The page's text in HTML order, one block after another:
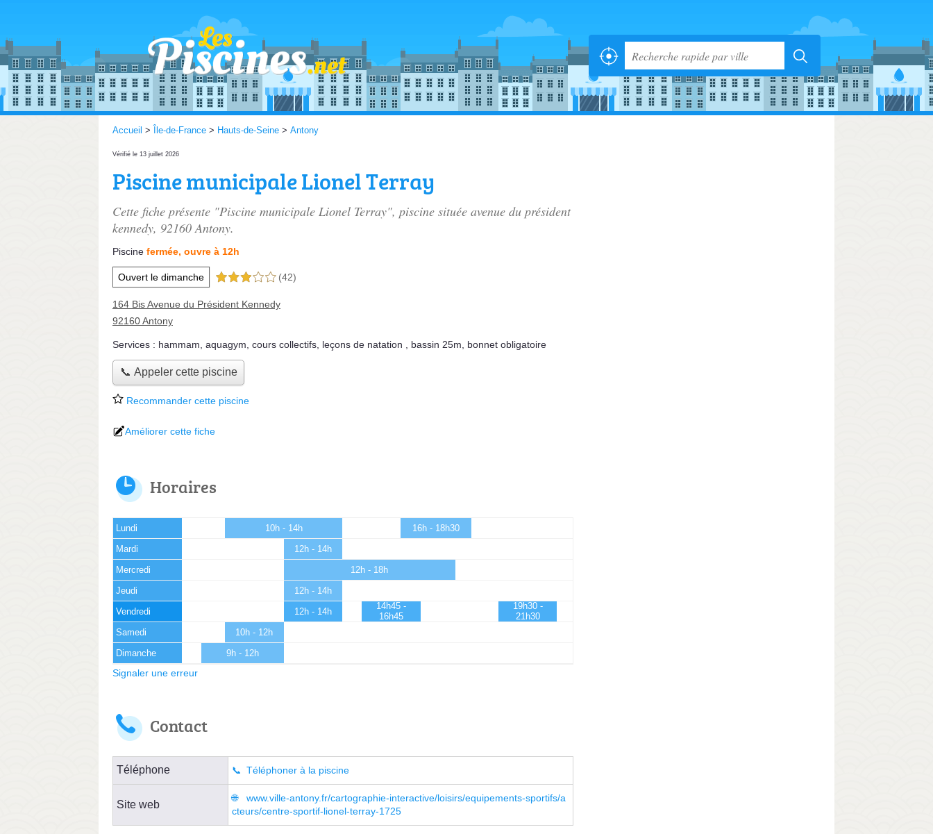
Accueil > Île-de-France > Hauts-de-Seine > Antony
Vérifié le 13 juillet 2026
Piscine municipale Lionel Terray
Cette fiche présente "Piscine municipale Lionel Terray", piscine située avenue du président
kennedy, 92160 Antony.
Piscine fermée, ouvre à 12h
Ouvert le dimanche 3,0 étoiles sur 5 (42)
164 Bis Avenue du Président Kennedy
92160 Antony
Services : hammam aquagym cours collectifs leçons de natation bassin 25m bonnet obligatoire
📞 Appeler cette piscine
Recommander cette piscine
Améliorer cette fiche
Horaires
Lundi 10h - 14h 16h - 18h30
Mardi 12h - 14h
Mercredi 12h - 18h
Jeudi 12h - 14h
Vendredi 12h - 14h
14h45 -
16h45
19h30 -
21h30
Samedi
10h - 12h
Dimanche 9h - 12h
Signaler une erreur
Contact
Téléphone Téléphoner à la piscine
Site web
www.ville-antony.fr/cartographie-interactive/loisirs/equipements-sportifs/a
cteurs/centre-sportif-lionel-terray-1725